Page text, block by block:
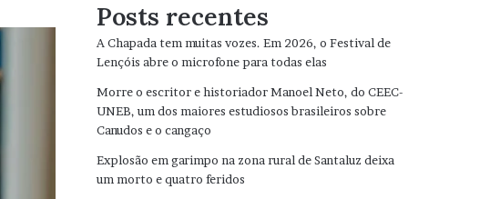
Posts recentes
A Chapada tem muitas vozes. Em 2026, o Festival de
Lençóis abre o microfone para todas elas
Morre o escritor e historiador Manoel Neto, do CEEC-
UNEB, um dos maiores estudiosos brasileiros sobre
Canudos e o cangaço
Explosão em garimpo na zona rural de Santaluz deixa
um morto e quatro feridos